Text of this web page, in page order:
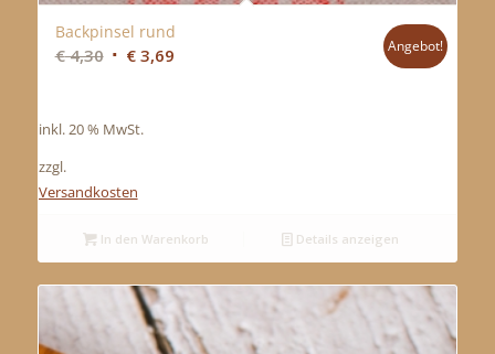
Backpinsel rund
€4,30 Ursprünglicher
€ 4,30
€3,69Aktueller
Angebot!
inkl. 20 % MwSt.
zzgl.
Versandkosten
In den Warenkorb Details anzeigen